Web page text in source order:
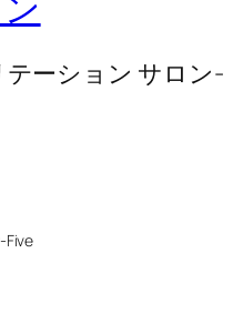
ーション サロン-
Five